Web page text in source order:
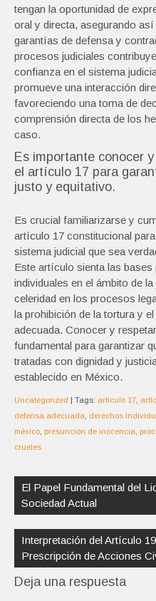
tengan la oportunidad de
oral y directa, asegurando
garantías de defensa y
procesos judiciales
confianza en el sistema
promueve una interacción
favoreciendo una toma de
comprensión directa de los
caso.
Es importante conocer
el artículo 17 para
justo y equitativo.
Es crucial familiarizarse y
artículo 17 constitucional
sistema judicial que sea
Este artículo sienta las
individuales en el ámbito de
celeridad en los procesos
la prohibición de la tortura y
adecuada. Conocer y
fundamental para garantizar
tratadas con dignidad y
establecido en México.
Uncategorized | Tags: artículo 17
defensa adecuada
derechos
méxico presunción de inocencia
crueles
de
entradas
El Papel Fundamental del
Sociedad Actual
Interpretación del Artículo
Prescripción de Acciones
Deja una respuesta